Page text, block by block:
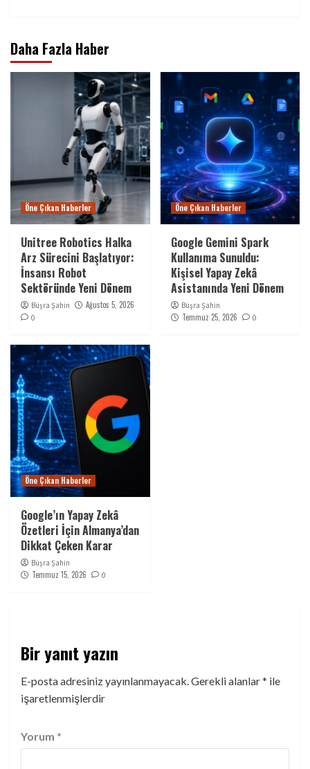
Daha Fazla Haber
Öne Çıkan Haberler
Unitree Robotics Halka
Arz Sürecini Başlatıyor:
İnsansı Robot
Sektöründe Yeni Dönem
Büşra Şahin Ağustos 5, 2026
0
Öne Çıkan Haberler
Google Gemini Spark
Kullanıma Sunuldu:
Kişisel Yapay Zekâ
Asistanında Yeni Dönem
Büşra Şahin
Temmuz 25, 2026 0
Öne Çıkan Haberler
Google’ın Yapay Zekâ
Özetleri İçin Almanya’dan
Dikkat Çeken Karar
Büşra Şahin
Temmuz 15, 2026 0
Bir yanıt yazın
E-posta adresiniz yayınlanmayacak.Gerekli alanlar* ile
işaretlenmişlerdir
Yorum *